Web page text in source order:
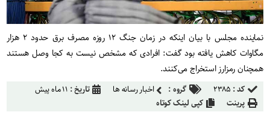
نماینده مجلس با بیان اینکه در زمان جنگ ۱۲ روزه مصرف برق حدود ۲ هزار
مگاوات کاهش یافته بود گفت: افرادی که مشخص نیست به کجا وصل هستند
همچنان رمزارز استخراج می‌کنند.
کد : ۲۳۸۵ گروه : اخبار رسانه ها تاریخ : ۱۱ ماه پیش
پرینت
کپی لینک کوتاه